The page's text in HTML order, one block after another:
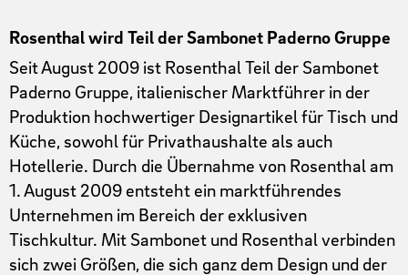
Rosenthal wird Teil der Sambonet Paderno Gruppe
Seit August 2009 ist Rosenthal Teil der Sambonet
Paderno Gruppe, italienischer Marktführer in der
Produktion hochwertiger Designartikel für Tisch und
Küche, sowohl für Privathaushalte als auch
Hotellerie. Durch die Übernahme von Rosenthal am
1. August 2009 entsteht ein marktführendes
Unternehmen im Bereich der exklusiven
Tischkultur. Mit Sambonet und Rosenthal verbinden
sich zwei Größen, die sich ganz dem Design und der